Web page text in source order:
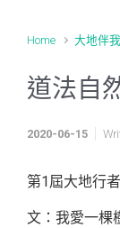
Home 大地伴
道法自
2020-06-15
第1屆大地行
文：我愛一棵